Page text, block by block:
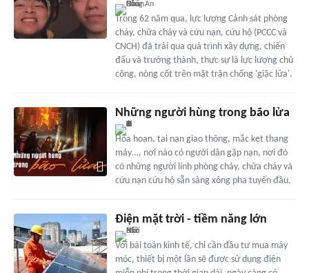
Trong 62 năm qua, lực lượng Cảnh sát phòng
cháy, chữa cháy và cứu nạn, cứu hộ (PCCC và
CNCH) đã trải qua quá trình xây dựng, chiến
đấu và trưởng thành, thực sự là lực lượng chủ
công, nòng cốt trên mặt trận chống 'giặc lửa'.
Những người hùng trong bão lửa
Hỏa hoạn, tai nạn giao thông, mắc kẹt thang
máy…, nơi nào có người dân gặp nạn, nơi đó
có những người lính phòng cháy, chữa cháy và
cứu nạn cứu hộ sẵn sàng xông pha tuyến đầu.
Điện mặt trời - tiềm năng lớn
Với bài toán kinh tế, chỉ cần đầu tư mua máy
móc, thiết bị một lần sẽ được sử dụng điện